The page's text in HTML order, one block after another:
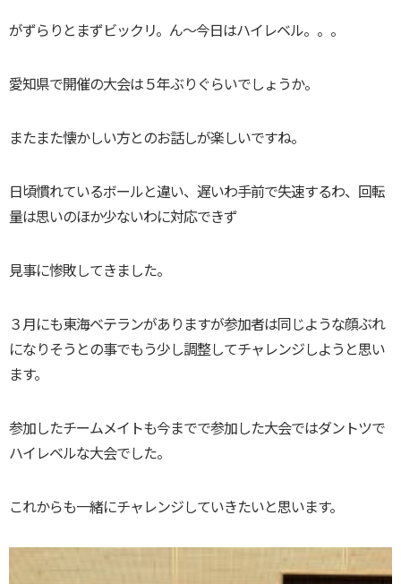
がずらりとまずビックリ。ん～今日はハイレベル。。。
愛知県で開催の大会は５年ぶりぐらいでしょうか。
またまた懐かしい方とのお話しが楽しいですね。
日頃慣れているボールと違い、遅いわ手前で失速するわ、回転
量は思いのほか少ないわに対応できず
見事に惨敗してきました。
３月にも東海ベテランがありますが参加者は同じような顔ぶれ
になりそうとの事でもう少し調整してチャレンジしようと思い
ます。
参加したチームメイトも今までで参加した大会ではダントツで
ハイレベルな大会でした。
これからも一緒にチャレンジしていきたいと思います。